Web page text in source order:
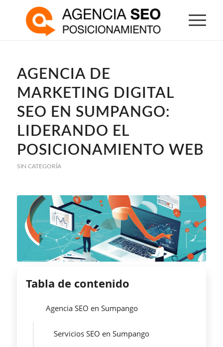
AGENCIA DE
MARKETING DIGITAL
SEO EN SUMPANGO:
LIDERANDO EL
POSICIONAMIENTO WEB
SIN CATEGORÍA
Tabla de contenido
Agencia SEO en Sumpango
Servicios SEO en Sumpango